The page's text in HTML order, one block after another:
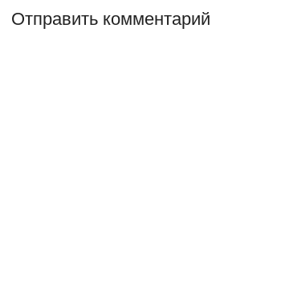
Отправить комментарий